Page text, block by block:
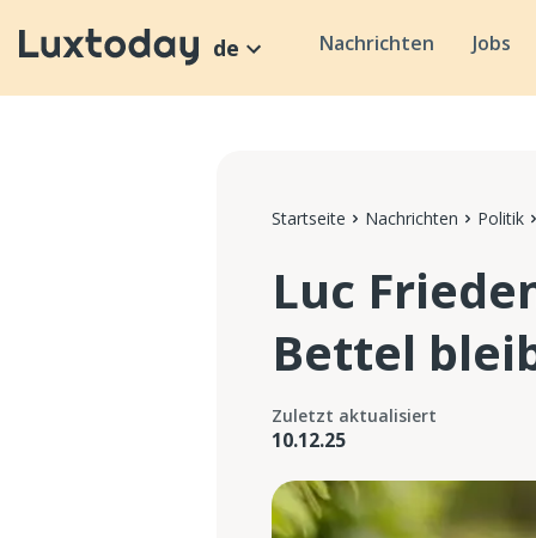
de Nachrichten Jobs
Startseite Nachrichten Politik
Luc
Bettel
Zuletzt aktualisiert
10.12.25